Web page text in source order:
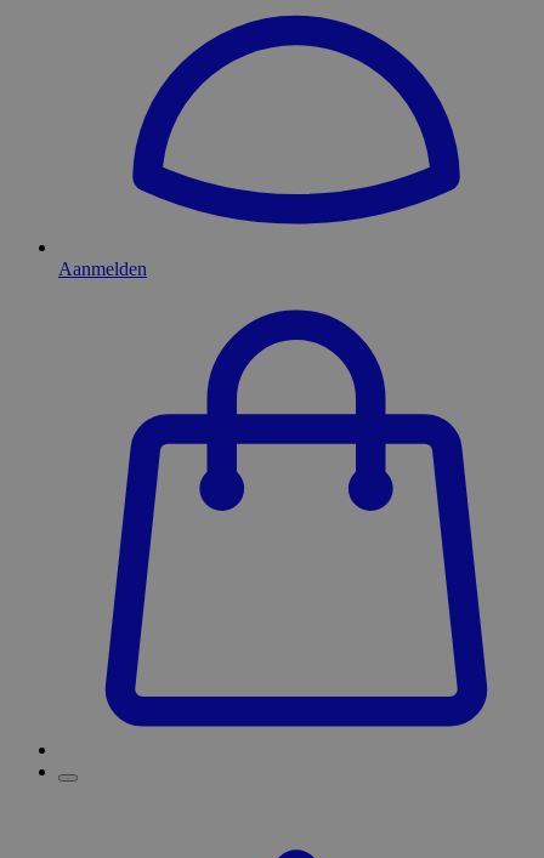
Aanmelden